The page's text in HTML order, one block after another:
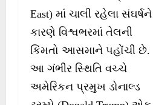
East) માં ચાલી રહેલા સંઘર્ષને
કારણે વિશ્વભરમાં તેલની
કિંમતો આસમાને પહોંચી છે.
આ ગંભીર સ્થિતિ વચ્ચે
અમેરિકન પ્રમુખ ડોનાલ્ડ